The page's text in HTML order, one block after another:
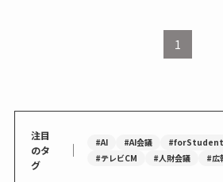
1
注目
のタ
グ
｜ #AI #AI会議
#テレビCM
#人財会議 #広